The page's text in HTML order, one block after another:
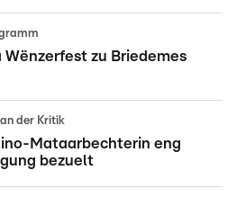
Wënzerfest zu Briedemes
der Kritik
Mataarbechterin eng
bezuelt